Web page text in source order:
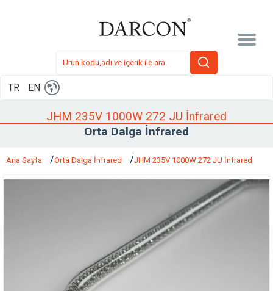
TR EN
JHM 235V 1000W 272 JU İnfrared
Orta Dalga İnfrared
Ana Sayfa Orta Dalga İnfrared JHM 235V 1000W 272 JU İnfrared